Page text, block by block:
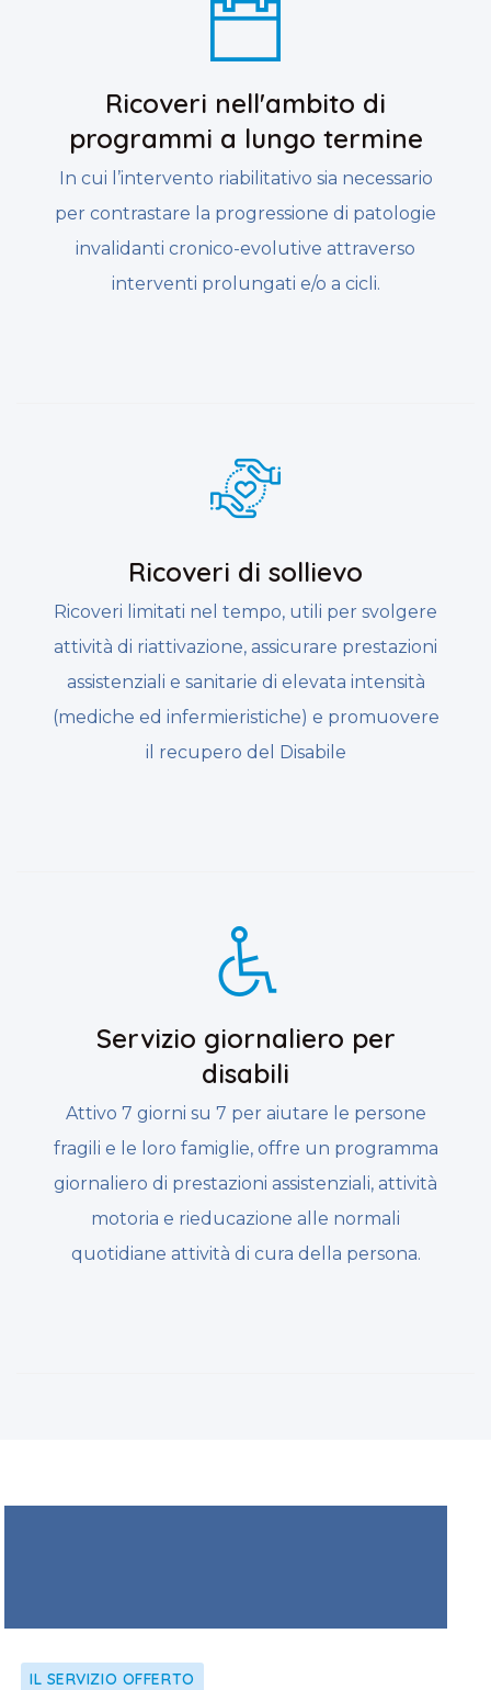
Ricoveri nell'ambito di
programmi a lungo termine
In cui l’intervento riabilitativo sia necessario
per contrastare la progressione di patologie
invalidanti cronico-evolutive attraverso
interventi prolungati e/o a cicli.
Ricoveri di sollievo
Ricoveri limitati nel tempo, utili per svolgere
attività di riattivazione, assicurare prestazioni
assistenziali e sanitarie di elevata intensità
(mediche ed infermieristiche) e promuovere
il recupero del Disabile
Servizio giornaliero per
disabili
Attivo 7 giorni su 7 per aiutare le persone
fragili e le loro famiglie, offre un programma
giornaliero di prestazioni assistenziali, attività
motoria e rieducazione alle normali
quotidiane attività di cura della persona.
IL SERVIZIO OFFERTO